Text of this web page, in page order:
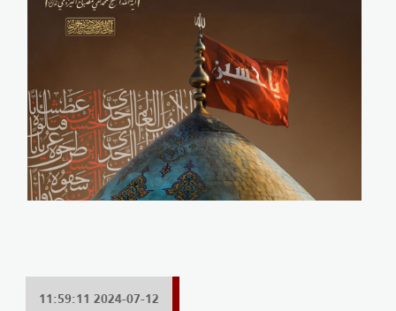
2024-07-12 11:59:11